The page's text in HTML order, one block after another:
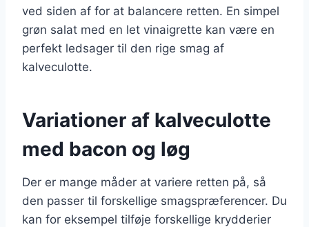
ved siden af for at balancere retten. En simpel
grøn salat med en let vinaigrette kan være en
perfekt ledsager til den rige smag af
kalveculotte.
Variationer af kalveculotte
med bacon og løg
Der er mange måder at variere retten på, så
den passer til forskellige smagspræferencer. Du
kan for eksempel tilføje forskellige krydderier